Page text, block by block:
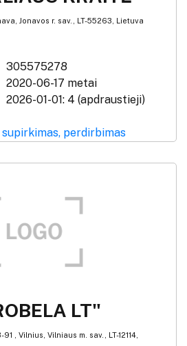
Jonavos r. sav., LT-55263, Lietuva
305575278
2020-06-17 metai
2026-01-01: 4 (apdraustieji)
perdirbimas
LT"
, Vilnius, Vilniaus m. sav., LT-12114,